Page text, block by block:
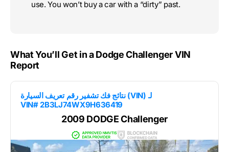
use. You won’t buy a car with a “dirty” past.
What You’ll Get in a Dodge Challenger VIN
Report
نتائج فك تشفير رقم تعريف السيارة (VIN) لـ
VIN# 2B3LJ74WX9H636419
2009 DODGE Challenger